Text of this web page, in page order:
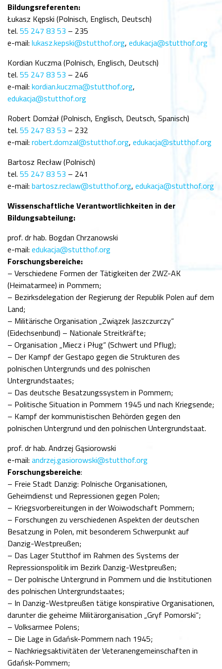
Bildungsreferenten:
Łukasz Kępski (Polnisch, Englisch, Deutsch)
tel. 55 247 83 53 – 235
e-mail: lukasz.kepski@stutthof.org, edukacja@stutthof.org
Kordian Kuczma (Polnisch, Englisch, Deutsch)
tel. 55 247 83 53 – 246
e-mail: kordian.kuczma@stutthof.org,
edukacja@stutthof.org
Robert Domżał (Polnisch, Englisch, Deutsch, Spanisch)
tel. 55 247 83 53 – 232
e-mail: robert.domzal@stutthof.org, edukacja@stutthof.org
Bartosz Recław (Polnisch)
tel. 55 247 83 53 – 241
e-mail: bartosz.reclaw@stutthof.org, edukacja@stutthof.org
Wissenschaftliche Verantwortlichkeiten in der
Bildungsabteilung:
prof. dr hab. Bogdan Chrzanowski
e-mail: edukacja@stutthof.org
Forschungsbereiche:
– Verschiedene Formen der Tätigkeiten der ZWZ-AK
(Heimatarmee) in Pommern;
– Bezirksdelegation der Regierung der Republik Polen auf dem
Land;
– Militärische Organisation „Związek Jaszczurczy“
(Eidechsenbund) – Nationale Streitkräfte;
– Organisation „Miecz i Pług“ (Schwert und Pflug);
– Der Kampf der Gestapo gegen die Strukturen des
polnischen Untergrunds und des polnischen
Untergrundstaates;
– Das deutsche Besatzungssystem in Pommern;
– Politische Situation in Pommern 1945 und nach Kriegsende;
– Kampf der kommunistischen Behörden gegen den
polnischen Untergrund und den polnischen Untergrundstaat.
prof. dr hab. Andrzej Gąsiorowski
e-mail: andrzej.gasiorowski@stutthof.org
Forschungsbereiche:
– Freie Stadt Danzig: Polnische Organisationen,
Geheimdienst und Repressionen gegen Polen;
– Kriegsvorbereitungen in der Woiwodschaft Pommern;
– Forschungen zu verschiedenen Aspekten der deutschen
Besatzung in Polen, mit besonderem Schwerpunkt auf
Danzig-Westpreußen;
– Das Lager Stutthof im Rahmen des Systems der
Repressionspolitik im Bezirk Danzig-Westpreußen;
– Der polnische Untergrund in Pommern und die Institutionen
des polnischen Untergrundstaates;
– In Danzig-Westpreußen tätige konspirative Organisationen,
darunter die geheime Militärorganisation „Gryf Pomorski“;
– Volksarmee Polens;
– Die Lage in Gdańsk-Pommern nach 1945;
– Nachkriegsaktivitäten der Veteranengemeinschaften in
Gdańsk-Pommern;